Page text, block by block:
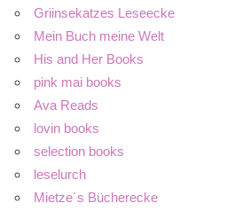
Griinsekatzes Leseecke
Mein Buch meine Welt
His and Her Books
pink mai books
Ava Reads
lovin books
selection books
leselurch
Mietze´s Bücherecke